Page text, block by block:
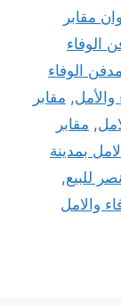
مقابر
الوفاء
مدفن الوفاء
والأمل, مقابر
, مقابر
بمدينة
للبيع,
والامل